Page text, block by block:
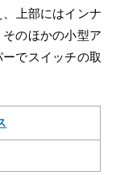
上部にはインナ
のほかの小型ア
でスイッチの取